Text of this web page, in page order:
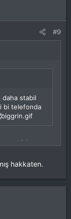
#9
stabil
bi telefonda
şekilde zaten
hakkaten.